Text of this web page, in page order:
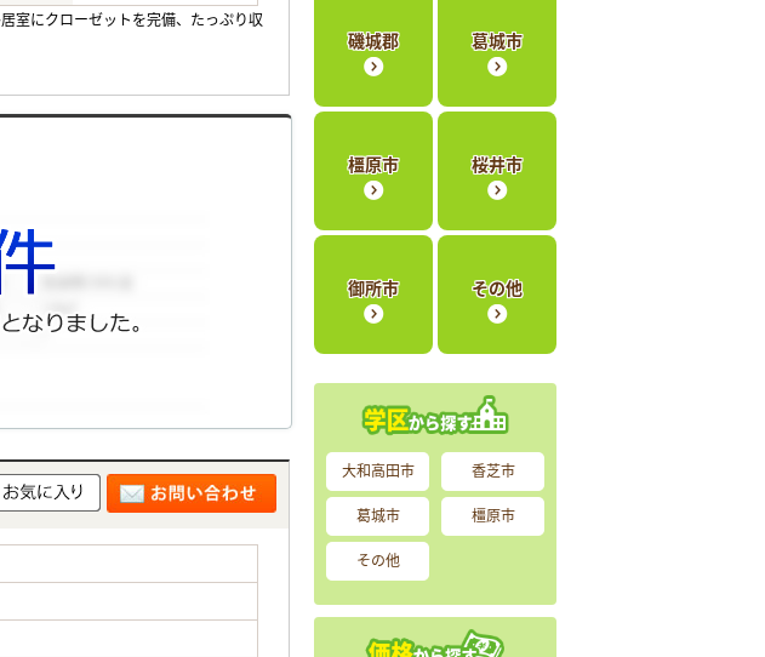
室にクローゼットを完備、たっぷり収
磯城郡 葛城市
橿原市 桜井市
御所市 その他
大和高田市 香芝市
葛城市 橿原市
その他